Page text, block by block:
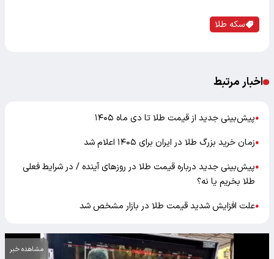
سکه طلا
اخبار مرتبط
●پیش‌بینی جدید از قیمت طلا تا دی ماه ۱۴۰۵
●زمان خرید بزرگ طلا در ایران برای ۱۴۰۵ اعلام شد
●پیش‌بینی جدید درباره قیمت طلا در روز‌های آینده / در شرایط فعلی
طلا بخریم یا نه؟
●علت افزایش شدید قیمت طلا در بازار مشخص شد
مشاهده خبر